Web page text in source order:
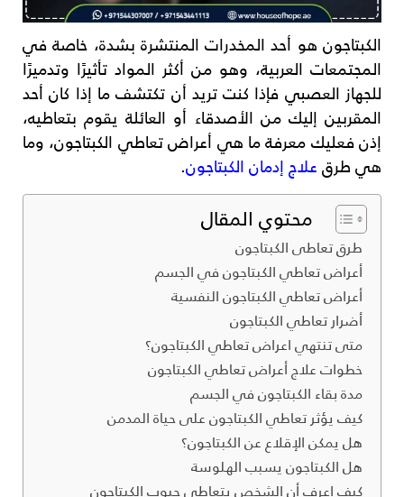
الكبتاجون هو أحد المخدرات المنتشرة بشدة، خاصة في
المجتمعات العربية، وهو من أكثر المواد تأثيرًا وتدميرًا
للجهاز العصبي فإذا كنت تريد أن تكتشف ما إذا كان أحد
المقربين إليك من الأصدقاء أو العائلة يقوم بتعاطيه،
إذن فعليك معرفة ما هي أعراض تعاطي الكبتاجون، وما
هي طرقعلاج إدمان الكبتاجون.
محتوي المقال
طرق تعاطى الكبتاجون
أعراض تعاطي الكبتاجون في الجسم
أعراض تعاطي الكبتاجون النفسية
أضرار تعاطي الكبتاجون
متى تنتهي اعراض تعاطي الكبتاجون؟
خطوات علاج أعراض تعاطي الكبتاجون
مدة بقاء الكبتاجون في الجسم
كيف يؤثر تعاطي الكبتاجون على حياة المدمن
هل يمكن الإقلاع عن الكبتاجون؟
هل الكبتاجون يسبب الهلوسة
كيف اعرف أن الشخص يتعاطى حبوب الكبتاجون